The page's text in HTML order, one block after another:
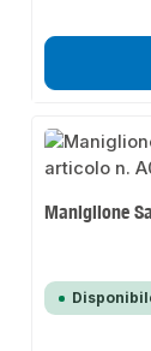
Maniglione